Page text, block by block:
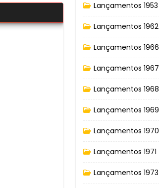
Lançamentos 1953
Lançamentos 1962
Lançamentos 1966
Lançamentos 1967
Lançamentos 1968
Lançamentos 1969
Lançamentos 1970
Lançamentos 1971
Lançamentos 1973